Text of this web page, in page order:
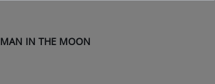
MAN IN THE MOON